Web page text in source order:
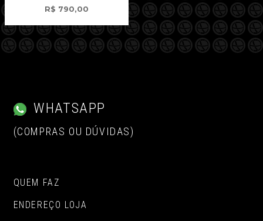
R$ 790,00
WHATSAPP
(COMPRAS OU DÚVIDAS)
QUEM FAZ
ENDEREÇO LOJA